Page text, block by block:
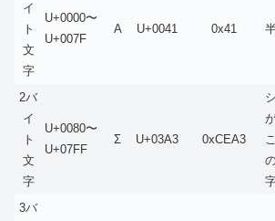
イ
ト
文
字
U+0000〜
U+007F
A U+0041 0x41
2バ
イ
ト
文
字
U+0080〜
U+07FF
Σ U+03A3 0xCEA3
3バ